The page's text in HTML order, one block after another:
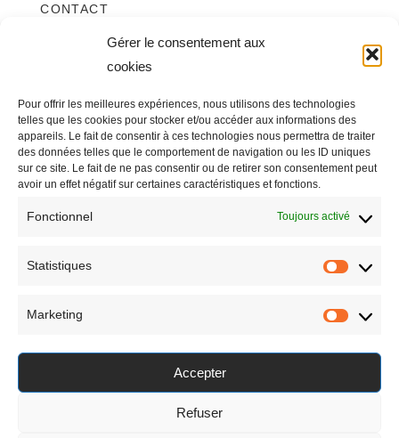
Gérer le consentement aux
cookies
Pour offrir les meilleures expériences, nous utilisons des technologies
telles que les cookies pour stocker et/ou accéder aux informations des
appareils. Le fait de consentir à ces technologies nous permettra de traiter
des données telles que le comportement de navigation ou les ID uniques
sur ce site. Le fait de ne pas consentir ou de retirer son consentement peut
avoir un effet négatif sur certaines caractéristiques et fonctions.
Fonctionnel Toujours activé
Statistiques
Marketing
Accepter
Refuser
CONTACT
CRÉDITS ET MENTIONS LÉGALES
POLITIQUE DE CONFIDENTIALITÉ
POLITIQUE DE COOKIES (UE)
E-shop
BOUTIQUE
MON COMPTE
PAIEMENT SÉCURISÉ